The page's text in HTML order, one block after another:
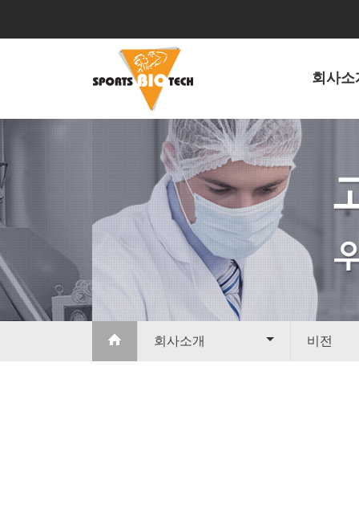
회사소
회사소개 비전